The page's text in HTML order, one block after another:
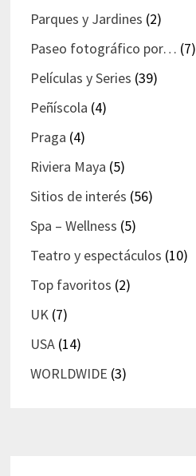
Parques y Jardines (2)
Paseo fotográfico por… (7)
Películas y Series (39)
Peñíscola (4)
Praga (4)
Riviera Maya (5)
Sitios de interés (56)
Spa – Wellness (5)
Teatro y espectáculos (10)
Top favoritos (2)
UK(7)
USA(14)
WORLDWIDE (3)